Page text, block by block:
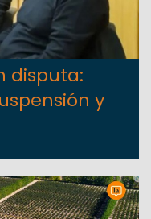
disputa:
y